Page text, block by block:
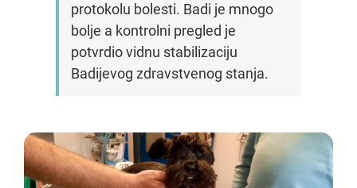
protokolu bolesti. Badi je mnogo
bolje a kontrolni pregled je
potvrdio vidnu stabilizaciju
Badijevog zdravstvenog stanja.